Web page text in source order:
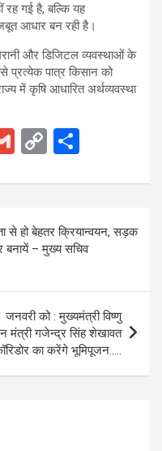
गई है, बल्कि यह
आधार बन रही है।
और डिजिटल व्यवस्थाओं के
प्रत्येक पात्र किसान को
में कृषि आधारित अर्थव्यवस्था
G
ail
C
py
Li
n
ar
से हो बेहतर क्रियान्वयन, सड़क
बनायें – मुख्य सचिव
को : मुख्यमंत्री विष्णु
मंत्री गजेन्द्र सिंह शेखावत
का करेंगे भूमिपूजन…..